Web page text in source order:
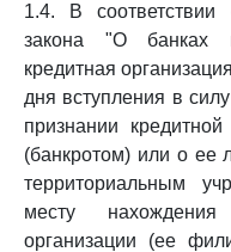
1.4. В соответствии
закона "О банках и
кредитная
дня вступления в
признании кредитной
(банкротом) или о ее
территориальным
месту нахождения
организации (ее